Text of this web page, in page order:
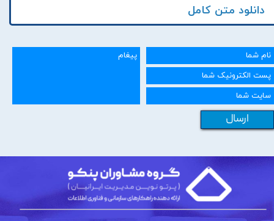
دانلود متن کامل
ارسال